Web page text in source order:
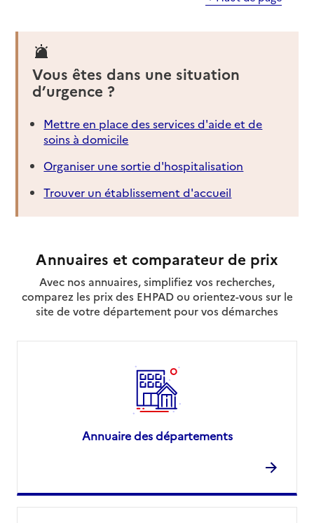
Vous êtes dans une situation
d’urgence ?
Mettre en place des services d'aide et de
soins à domicile
Organiser une sortie d'hospitalisation
Trouver un établissement d'accueil
Annuaires et comparateur de prix
Avec nos annuaires, simplifiez vos recherches,
comparez les prix des EHPAD ou orientez-vous sur le
site de votre département pour vos démarches
Annuaire des départements